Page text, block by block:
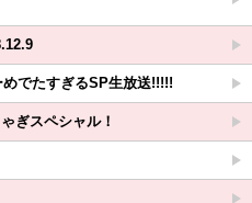
でたすぎるSP生放送!!!!!
ぎスペシャル！